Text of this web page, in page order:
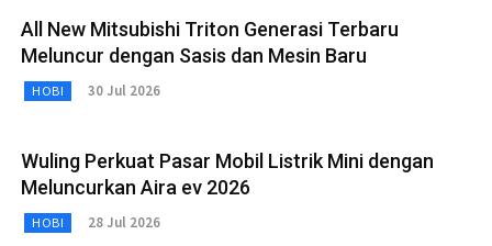
All New Mitsubishi Triton Generasi Terbaru
Meluncur dengan Sasis dan Mesin Baru
HOBI 30 Jul 2026
Wuling Perkuat Pasar Mobil Listrik Mini dengan
Meluncurkan Aira ev 2026
HOBI 28 Jul 2026